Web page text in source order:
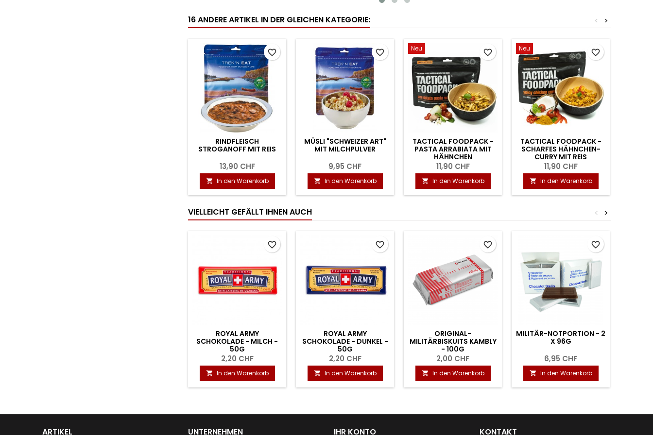
16 ANDERE ARTIKEL IN DER GLEICHEN KATEGORIE: >
<
RINDFLEISCH
STROGANOFF MIT REIS
13,90 CHF
 In den Warenkorb
favorite_border
MÜSLI "SCHWEIZER ART"
MIT MILCHPULVER
9,95 CHF
 In den Warenkorb
favorite_border Neu
TACTICAL FOODPACK -
PASTA ARRABIATA MIT
HÄHNCHEN
11,90 CHF
 In den Warenkorb
favorite_border Neu
TACTICAL FOODPACK -
SCHARFES HÄHNCHEN-
CURRY MIT REIS
11,90 CHF
 In den Warenkorb
favorite_border
VIELLEICHT GEFÄLLT IHNEN AUCH >
<
ROYAL ARMY
SCHOKOLADE - MILCH -
50G
2,20 CHF
 In den Warenkorb
favorite_border
ROYAL ARMY
SCHOKOLADE - DUNKEL -
50G
2,20 CHF
 In den Warenkorb
favorite_border
ORIGINAL-
MILITÄRBISKUITS KAMBLY
- 100G
2,00 CHF
 In den Warenkorb
favorite_border
MILITÄR-NOTPORTION - 2
X 96G
6,95 CHF
 In den Warenkorb
favorite_border
ARTIKEL UNTERNEHMEN IHR KONTO KONTAKT